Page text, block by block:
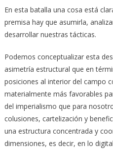
En esta batalla una cosa está
premisa hay que asumirla,
desarrollar nuestras tácticas.
Podemos conceptualizar esta
asimetría estructural que en
posiciones al interior del campo
materialmente más favorables
del imperialismo que para
colusiones, cartelización y
una estructura concentrada y
dimensiones, es decir, en lo